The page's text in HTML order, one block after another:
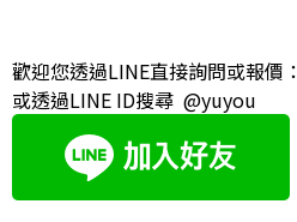
歡迎您透過LINE直接詢問或報價：
或透過LINE ID搜尋 @yuyou